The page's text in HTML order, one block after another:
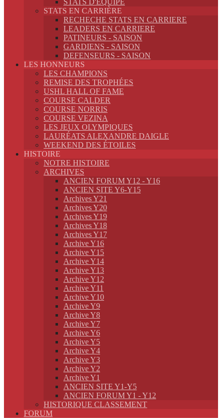
STATS D'ÉQUIPE
STATS EN CARRIÈRE
RECHECHE STATS EN CARRIERE
LEADERS EN CARRIERE
PATINEURS - SAISON
GARDIENS - SAISON
DEFENSEURS - SAISON
LES HONNEURS
LES CHAMPIONS
REMISE DES TROPHÉES
USHL HALL OF FAME
COURSE CALDER
COURSE NORRIS
COURSE VEZINA
LES JEUX OLYMPIQUES
LAURÉATS ALEXANDRE DAIGLE
WEEKEND DES ÉTOILES
HISTOIRE
NOTRE HISTOIRE
ARCHIVES
ANCIEN FORUM Y12 - Y16
ANCIEN SITE Y6-Y15
Archives Y21
Archives Y20
Archives Y19
Archives Y18
Archives Y17
Archive Y16
Archive Y15
Archive Y14
Archive Y13
Archive Y12
Archive Y11
Archive Y10
Archive Y9
Archive Y8
Archive Y7
Archive Y6
Archive Y5
Archive Y4
Archive Y3
Archive Y2
Archive Y1
ANCIEN SITE Y1-Y5
ANCIEN FORUM Y1 - Y12
HISTORIQUE CLASSEMENT
FORUM